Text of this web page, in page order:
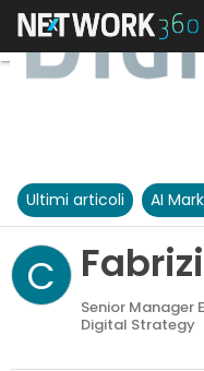
Ultimi articoli AI
C
Senior Manager
Digital Strategy